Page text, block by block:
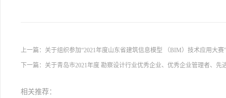
上一篇： 关于组织参加“2021年度山东省建筑信息模型 （BIM）技术应用大赛
下一篇： 关于青岛市2021年度 勘察设计行业优秀企业、优秀企业管理者、先
相关推荐：